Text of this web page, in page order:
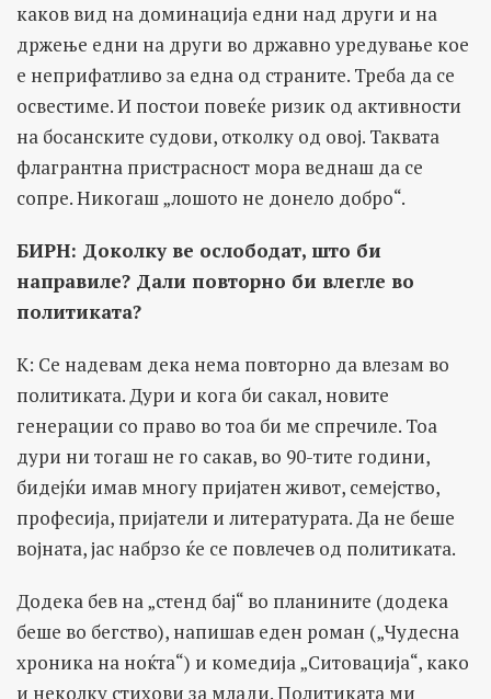
каков вид на доминација едни над други и на
држење едни на други во државно уредување кое
е неприфатливо за една од страните. Треба да се
освестиме. И постои повеќе ризик од активности
на босанските судови, отколку од овој. Таквата
флагрантна пристрасност мора веднаш да се
сопре. Никогаш „лошото не донело добро“.
БИРН: Доколку ве ослободат, што би
направиле? Дали повторно би влегле во
политиката?
К: Се надевам дека нема повторно да влезам во
политиката. Дури и кога би сакал, новите
генерации со право во тоа би ме спречиле. Тоа
дури ни тогаш не го сакав, во 90-тите години,
бидејќи имав многу пријатен живот, семејство,
професија, пријатели и литературата. Да не беше
војната, јас набрзо ќе се повлечев од политиката.
Додека бев на „стенд бај“ во планините (додека
беше во бегство), напишав еден роман („Чудесна
хроника на ноќта“) и комедија „Ситовација“, како
и неколку стихови за млади. Политиката ми